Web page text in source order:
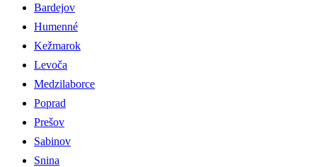
Bardejov
Humenné
Kežmarok
Levoča
Medzilaborce
Poprad
Prešov
Sabinov
Snina